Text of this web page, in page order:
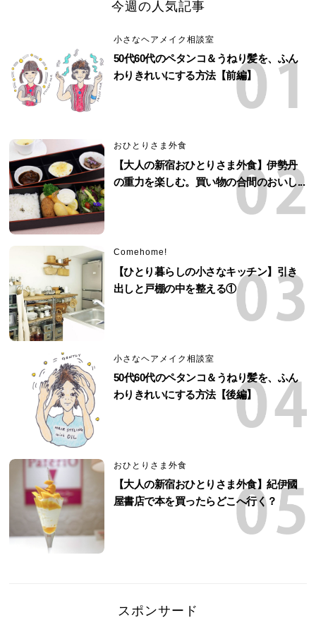
今週の人気記事
小さなヘアメイク相談室
50代60代のペタンコ＆うねり髪を、ふん
わりきれいにする方法【前編】
おひとりさま外食
【大人の新宿おひとりさま外食】伊勢丹
の重力を楽しむ。買い物の合間のおいし...
Comehome!
【ひとり暮らしの小さなキッチン】引き
出しと戸棚の中を整える①
小さなヘアメイク相談室
50代60代のペタンコ＆うねり髪を、ふん
わりきれいにする方法【後編】
おひとりさま外食
【大人の新宿おひとりさま外食】紀伊國
屋書店で本を買ったらどこへ行く？
スポンサード